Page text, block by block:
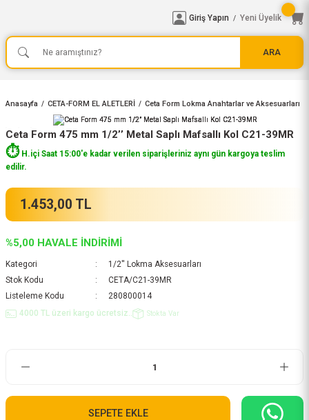
ARA
Giriş Yapın / Yeni Üyelik
Anasayfa CETA-FORM EL ALETLERİ Ceta Form Lokma Anahtarlar ve Aksesuarları
Ceta Form 475 mm 1/2’’ Metal Saplı Mafsallı Kol C21-39MR
⏱️H.içi Saat 15:00'e kadar verilen siparişleriniz aynı gün kargoya teslim
edilir.
1.453,00 TL
%5,00 HAVALE İNDİRİMİ
Kategori
1/2'' Lokma Aksesuarları
Stok Kodu
CETA/C21-39MR
Listeleme Kodu
280800014
4000 TL üzeri kargo ücretsiz..
Stokta Var
SEPETE EKLE